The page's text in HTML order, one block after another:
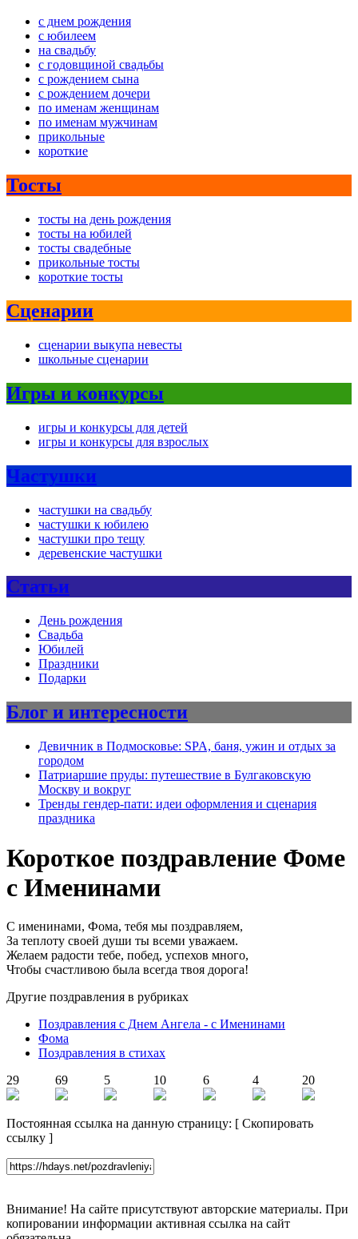
с днем рождения
с юбилеем
на свадьбу
с годовщиной свадьбы
с рождением сына
с рождением дочери
по именам женщинам
по именам мужчинам
прикольные
короткие
Тосты
тосты на день рождения
тосты на юбилей
тосты свадебные
прикольные тосты
короткие тосты
Сценарии
сценарии выкупа невесты
школьные сценарии
Игры и конкурсы
игры и конкурсы для детей
игры и конкурсы для взрослых
Частушки
частушки на свадьбу
частушки к юбилею
частушки про тещу
деревенские частушки
Статьи
День рождения
Свадьба
Юбилей
Праздники
Подарки
Блог и интересности
Девичник в Подмосковье: SPA, баня, ужин и отдых за
городом
Патриаршие пруды: путешествие в Булгаковскую
Москву и вокруг
Тренды гендер-пати: идеи оформления и сценария
праздника
Короткое поздравление Фоме
с Именинами
С именинами, Фома, тебя мы поздравляем,
За теплоту своей души ты всеми уважаем.
Желаем радости тебе, побед, успехов много,
Чтобы счастливою была всегда твоя дорога!
Другие поздравления в рубриках
Поздравления с Днем Ангела - с Именинами
Фома
Поздравления в стихах
29
69 5 10 6 4 20
Постоянная ссылка на данную страницу: [ Скопировать
ссылку ]
Внимание! На сайте присутствуют авторские материалы. При
копировании информации активная ссылка на сайт